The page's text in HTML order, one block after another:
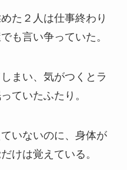
た２人は仕事終わり
も言い争っていた。
まい、気がつくとラ
ていたふたり。
いないのに、身体が
けは覚えている。